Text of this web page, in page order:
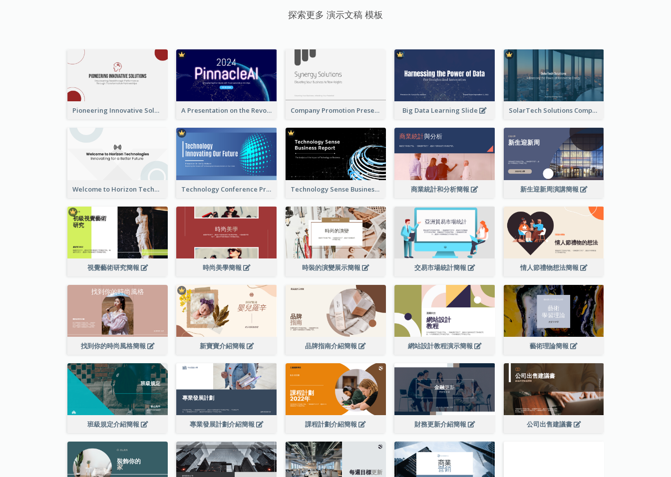
探索更多 演示文稿 模板
Pioneering Innovative Solutions Company Overview A Presentation on the Revolutionary Development of AI Chips Company Promotion Presentation Big Data Learning Slide SolarTech Solutions Company Overview
Welcome to Horizon Technologies- Innovating for a Better Future Technology Conference Presentation Technology Sense Business Report 商業統計和分析簡報 新生迎新周演講簡報
視覺藝術研究簡報 時尚美學簡報 時裝的演變展示簡報 交易市場統計簡報 情人節禮物想法簡報
找到你的時尚風格簡報 新寶寶介紹簡報 品牌指南介紹簡報 網站設計教程演示簡報 藝術理論簡報
班級規定介紹簡報 專業發展計劃介紹簡報 課程計劃介紹簡報 財務更新介紹簡報 公司出售建議書